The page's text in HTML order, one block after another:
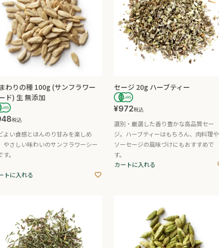
わりの種 100g (サンフラワー
ド) 生 無添加
税込
よい食感とほんのり甘みを楽しめ
やさしい味わいのサンフラワーシー
す。
トに入れる
セージ 20g ハーブティー
¥972税込
選別・厳選した香り豊かな高品質セー
ジ。ハーブティーはもちろん、肉料理や
ソーセージの風味づけにもおすすめで
す。
カートに入れる